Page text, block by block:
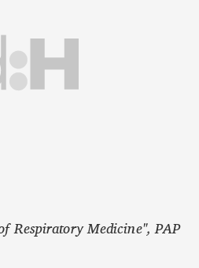
Respiratory Medicine", PAP